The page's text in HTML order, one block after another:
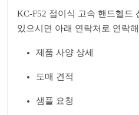
KC-F52 접이식 고속 핸드헬드
있으시면 아래 연락처로 연락
제품 사양 상세
도매 견적
샘플 요청